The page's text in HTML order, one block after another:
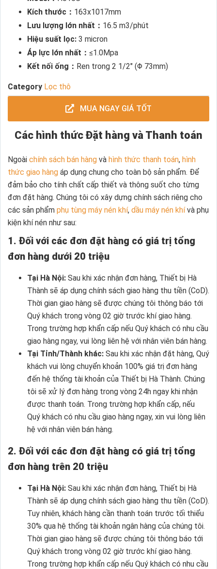
Kích thước： 163x1017mm
Lưu lượng lớn nhất： 16.5 m3/phút
Hiệu suất lọc: 3 micron
Áp lực lớn nhất： ≤1.0Mpa
Kết nối ống： Ren trong 2 1/2″ (Φ 73mm)
Category Lọc thô
MUA NGAY GIÁ TỐT
Các hình thức Đặt hàng và Thanh toán
Ngoài chính sách bán hàng và hình thức thanh toán, hình
thức giao hàng áp dụng chung cho toàn bộ sản phẩm. Để
đảm bảo cho tính chất cấp thiết và thông suốt cho từng
đơn đặt hàng. Chúng tôi có xây dựng chính sách riêng cho
các sản phẩm phụ tùng máy nén khí, dầu máy nén khívà phụ
kiện khí nén như sau:
1. Đối với các đơn đặt hàng có giá trị tổng
đơn hàng dưới 20 triệu
Tại Hà Nội: Sau khi xác nhận đơn hàng, Thiết bị Hà
Thành sẽ áp dụng chính sách giao hàng thu tiền (CoD).
Thời gian giao hàng sẽ được chúng tôi thông báo tới
Quý khách trong vòng 02 giờ trước khí giao hàng.
Trong trường hợp khẩn cấp nếu Quý khách có nhu cầu
giao hàng ngay, vui lòng liên hệ với nhân viên bán hàng.
Tại Tỉnh/Thành khác: Sau khi xác nhận đặt hàng, Quý
khách vui lòng chuyển khoản 100% giá trị đơn hàng
đến hệ thống tài khoản của Thiết bị Hà Thành. Chúng
tôi sẽ xử lý đơn hàng trong vòng 24h ngay khi nhận
được thanh toán. Trong trường hợp khẩn cấp, nếu
Quý khách có nhu cầu giao hàng ngay, xin vui lòng liên
hệ với nhân viên bán hàng.
2. Đối với các đơn đặt hàng có giá trị tổng
đơn hàng trên 20 triệu
Tại Hà Nội: Sau khi xác nhận đơn hàng, Thiết bị Hà
Thành sẽ áp dụng chính sách giao hàng thu tiền (CoD).
Tuy nhiên, khách hàng cần thanh toán trước tối thiểu
30% qua hệ thống tài khoản ngân hàng của chúng tôi.
Thời gian giao hàng sẽ được chúng tôi thông báo tới
Quý khách trong vòng 02 giờ trước khí giao hàng.
Trong trường hợp khẩn cấp nếu Quý khách có nhu cầu